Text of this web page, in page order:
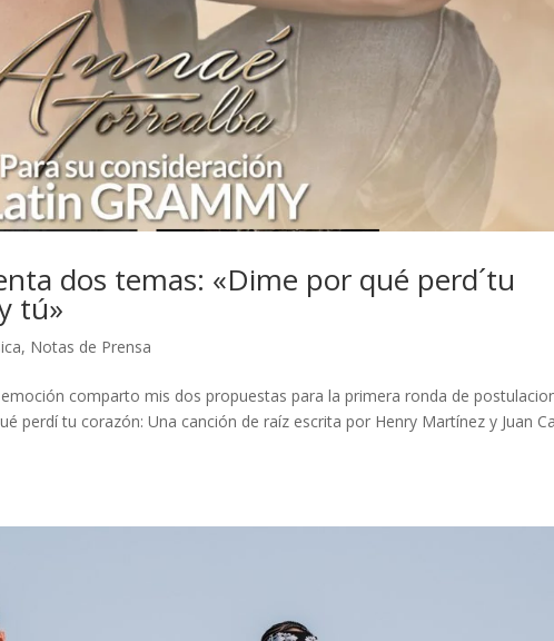
dos temas: «Dime por qué perd´tu
tú»
, Notas de Prensa
comparto mis dos propuestas para la primera ronda de
perdí tu corazón: Una canción de raíz escrita por Henry Martínez y Juan